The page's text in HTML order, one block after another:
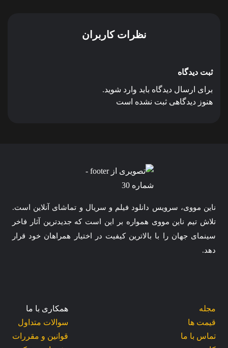
نظرات کاربران
ثبت دیدگاه
برای ارسال دیدگاه باید وارد شوید.
هنوز دیدگاهی ثبت نشده است
ناین مووی، سرویس دانلود فیلم و سریال و تماشای آنلاین است.
تلاش تیم ناین مووی همواره بر این است که جدیدترین آثار فاخر
سینمای جهان را با بالاترین کیفیت در اختیار همراهان خود قرار
دهد.
مجله
قیمت ها
تماس با ما
همکاری با ما
سوالات متداول
قوانین و مقررات